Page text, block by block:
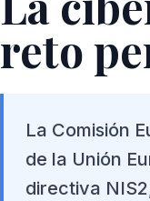
reto
La Comisión
de la Unión
directiva